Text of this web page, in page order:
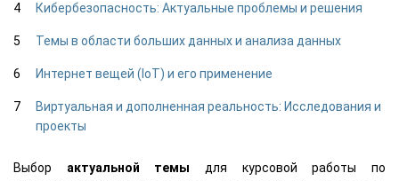
Кибербезопасность: Актуальные проблемы и решения
Темы в области больших данных и анализа данных
Интернет вещей (IoT) и его применение
Виртуальная и дополненная реальность: Исследования и
проекты
Выбор актуальной темы для курсовой работы по